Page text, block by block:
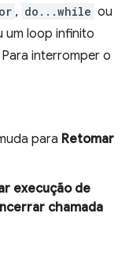
, do...while ou
um loop infinito
interromper o
para Retomar
execução de
chamada